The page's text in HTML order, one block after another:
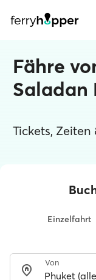
Fähre
Saladan
Tickets, Zeiten
Einzelfahrt
Von